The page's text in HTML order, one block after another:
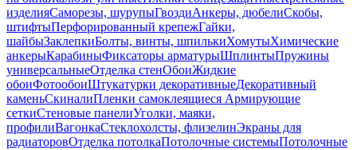
изделияСаморезы, шурупыГвоздиАнкеры, дюбелиСкобы,
штифтыПерфорированный крепежГайки,
шайбыЗаклепкиБолты, винты, шпилькиХомутыХимические
анкерыКарабиныФиксаторы арматурыШплинтыПружины
универсальныеОтделка стенОбоиЖидкие
обоиФотообоиШтукатурки декоративныеДекоративный
каменьСкиналиПленки самоклеящиеся Армирующие
сеткиСтеновые панелиУголки, маяки,
профилиВагонкаСтеклохолсты, флизелинЭкраны для
радиаторовОтделка потолкаПотолочные системыПотолочные